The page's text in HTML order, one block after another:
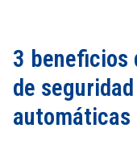
3 beneficios
de
automáticas